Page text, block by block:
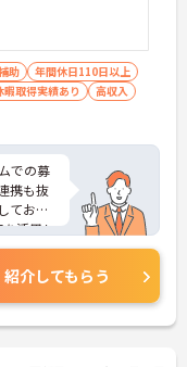
助
年間休日110日以上
取得実績あり
高収入
での募
携も抜
てお
活用し
を導入
、さら
相談く
紹介してもらう